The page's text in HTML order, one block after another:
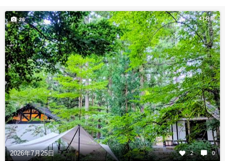
47分前
2026年7月25日 2 0
26